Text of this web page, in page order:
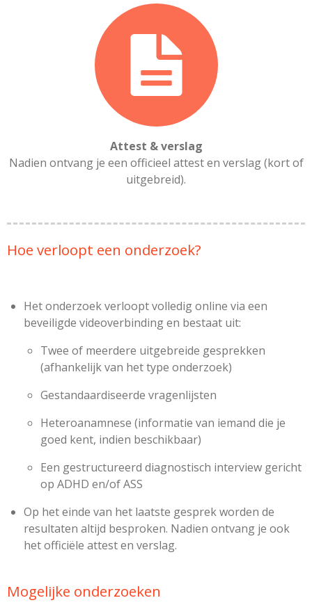
Attest & verslag
Nadien ontvang je een officieel attest en verslag (kort of
uitgebreid).
Hoe verloopt een onderzoek?
Het onderzoek verloopt volledig online via een
beveiligde videoverbinding en bestaat uit:
Twee of meerdere uitgebreide gesprekken
(afhankelijk van het type onderzoek)
Gestandaardiseerde vragenlijsten
Heteroanamnese (informatie van iemand die je
goed kent, indien beschikbaar)
Een gestructureerd diagnostisch interview gericht
op ADHD en/of ASS
Op het einde van het laatste gesprek worden de
resultaten altijd besproken. Nadien ontvang je ook
het officiële attest en verslag.
Mogelijke onderzoeken